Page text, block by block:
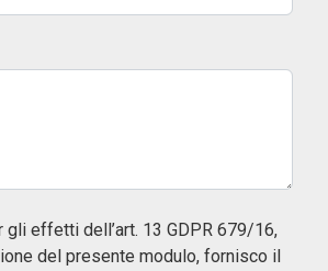
gli effetti dell’art. 13 GDPR 679/16,
del presente modulo, fornisco il